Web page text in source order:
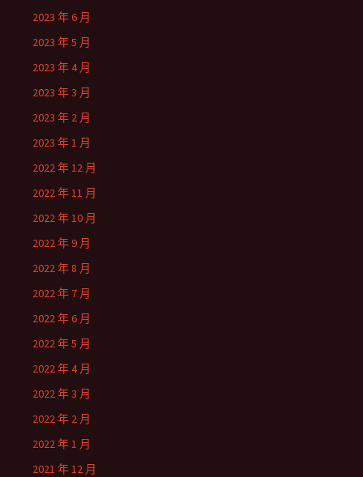
2023 年 6 月
2023 年 5 月
2023 年 4 月
2023 年 3 月
2023 年 2 月
2023 年 1 月
2022 年 12 月
2022 年 11 月
2022 年 10 月
2022 年 9 月
2022 年 8 月
2022 年 7 月
2022 年 6 月
2022 年 5 月
2022 年 4 月
2022 年 3 月
2022 年 2 月
2022 年 1 月
2021 年 12 月